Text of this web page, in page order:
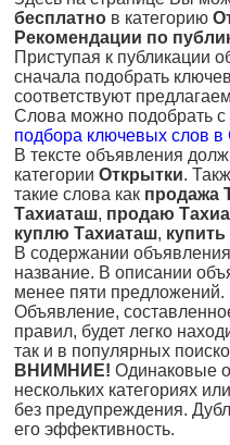
бесплатно в категорию
Рекомендации по
Приступая к публикации
сначала подобрать
соответствуют
Слова можно подобрать
подбора ключевых слов в
В тексте объявления
категории Открытки.
такие слова как продажа
Тахиаташ, продаю
куплю Тахиаташ,
В содержании
название. В описании
менее пяти предложений.
Объявление,
правил, будет легко
так и в популярных
ВНИМНИЕ! Одинаковые
нескольких категориях
без предупреждения.
его эффективность.